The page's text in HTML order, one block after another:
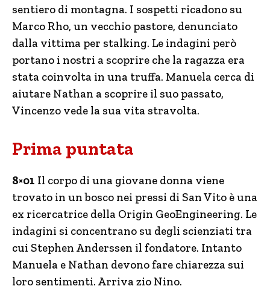
sentiero di montagna. I sospetti ricadono su
Marco Rho, un vecchio pastore, denunciato
dalla vittima per stalking. Le indagini però
portano i nostri a scoprire che la ragazza era
stata coinvolta in una truffa. Manuela cerca di
aiutare Nathan a scoprire il suo passato,
Vincenzo vede la sua vita stravolta.
Prima puntata
8×01 Il corpo di una giovane donna viene
trovato in un bosco nei pressi di San Vito è una
ex ricercatrice della Origin GeoEngineering. Le
indagini si concentrano su degli scienziati tra
cui Stephen Anderssen il fondatore. Intanto
Manuela e Nathan devono fare chiarezza sui
loro sentimenti. Arriva zio Nino.